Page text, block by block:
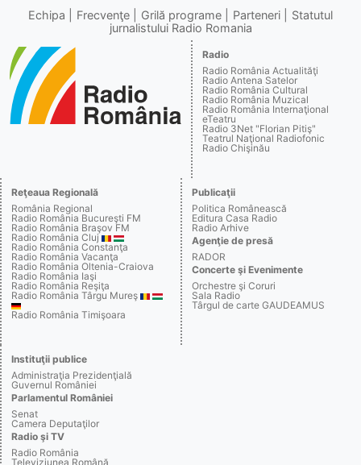
Echipa Frecvenţe Grilă programe Parteneri
Statutul
jurnalistului Radio Romania
Radio
Radio România Actualităţi
Radio Antena Satelor
Radio România Cultural
Radio România Muzical
Radio România Internaţional
eTeatru
Radio 3Net "Florian Pitiş"
Teatrul Naţional Radiofonic
Radio Chişinău
Reţeaua Regională
România Regional
Radio România Bucureşti FM
Radio România Braşov FM
Radio România Cluj
Radio România Constanţa
Radio România Vacanţa
Radio România Oltenia-Craiova
Radio România Iaşi
Radio România Reşiţa
Radio România Târgu Mureş
Radio România Timişoara
Publicaţii
Politica Românească
Editura Casa Radio
Radio Arhive
Agenţie de presă
RADOR
Concerte şi Evenimente
Orchestre şi Coruri
Sala Radio
Târgul de carte GAUDEAMUS
Instituţii publice
Administraţia Prezidenţială
Guvernul României
Parlamentul României
Senat
Camera Deputaţilor
Radio şi TV
Radio România
Televiziunea Română